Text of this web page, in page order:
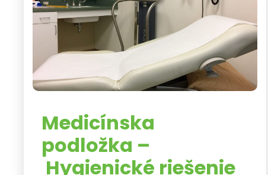
Medicínska
podložka –
Hygienické riešenie